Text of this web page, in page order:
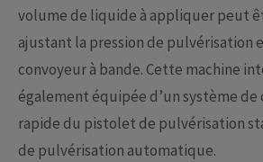
volume de liquide à appliquer peut
ajustant la pression de pulvérisation
convoyeur à bande. Cette machine
également équipée d’un système de
rapide du pistolet de pulvérisation
de pulvérisation automatique.